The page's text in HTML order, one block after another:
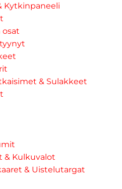
Kytkinpaneeli
osat
& Sulakkeet
& Kulkuvalot
& Uistelutargat